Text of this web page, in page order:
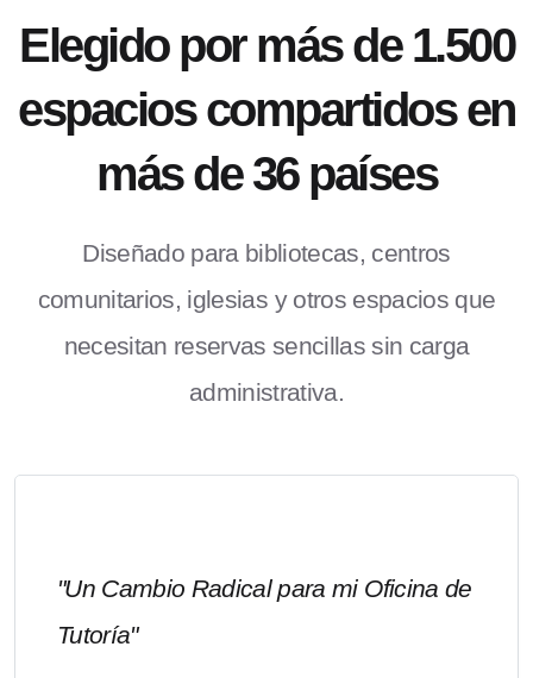
Elegido por más de 1.500
espacios compartidos en
más de 36 países
Diseñado para bibliotecas, centros
comunitarios, iglesias y otros espacios que
necesitan reservas sencillas sin carga
administrativa.
"Un Cambio Radical para mi Oficina de
Tutoría"